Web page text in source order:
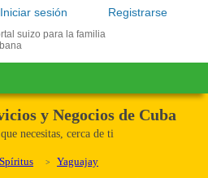
Registrarse
Iniciar sesión
suizo para la familia
y Negocios de Cuba
necesitas, cerca de ti
Yaguajay